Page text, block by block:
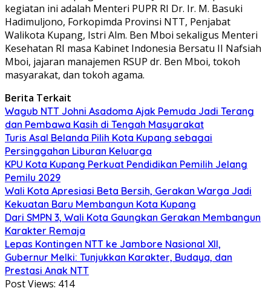
kegiatan ini adalah Menteri PUPR RI Dr. Ir. M. Basuki
Hadimuljono, Forkopimda Provinsi NTT, Penjabat
Walikota Kupang, Istri Alm. Ben Mboi sekaligus Menteri
Kesehatan RI masa Kabinet Indonesia Bersatu II Nafsiah
Mboi, jajaran manajemen RSUP dr. Ben Mboi, tokoh
masyarakat, dan tokoh agama.
Berita Terkait
Wagub NTT Johni Asadoma Ajak Pemuda Jadi Terang
dan Pembawa Kasih di Tengah Masyarakat
Turis Asal Belanda Pilih Kota Kupang sebagai
Persinggahan Liburan Keluarga
KPU Kota Kupang Perkuat Pendidikan Pemilih Jelang
Pemilu 2029
Wali Kota Apresiasi Beta Bersih, Gerakan Warga Jadi
Kekuatan Baru Membangun Kota Kupang
Dari SMPN 3, Wali Kota Gaungkan Gerakan Membangun
Karakter Remaja
Lepas Kontingen NTT ke Jambore Nasional XII,
Gubernur Melki: Tunjukkan Karakter, Budaya, dan
Prestasi Anak NTT
Post Views: 414